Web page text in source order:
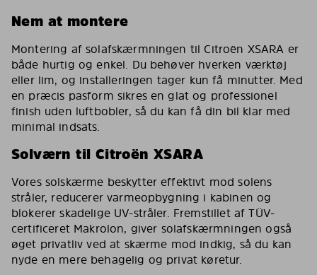
Nem at montere
Montering af solafskærmningen til Citroën XSARA er
både hurtig og enkel. Du behøver hverken værktøj
eller lim, og installeringen tager kun få minutter. Med
en præcis pasform sikres en glat og professionel
finish uden luftbobler, så du kan få din bil klar med
minimal indsats.
Solværn til Citroën XSARA
Vores solskærme beskytter effektivt mod solens
stråler, reducerer varmeopbygning i kabinen og
blokerer skadelige UV-stråler. Fremstillet af TÜV-
certificeret Makrolon, giver solafskærmningen også
øget privatliv ved at skærme mod indkig, så du kan
nyde en mere behagelig og privat køretur.